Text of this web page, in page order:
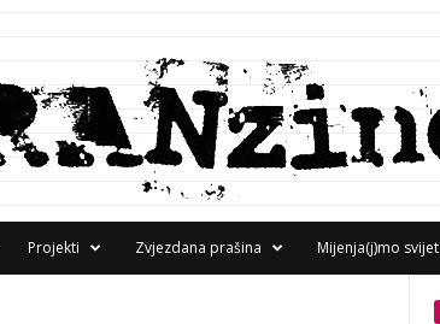
Projekti Zvjezdana prašina Mijenja(j)mo svijet